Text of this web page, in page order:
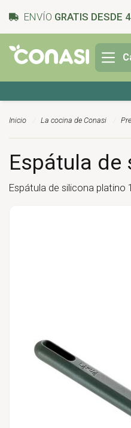
ENVÍO GRATIS DESDE
Ahorra en tu compra con
Inicio La cocina de Conasi
Espátula de
Espátula de silicona